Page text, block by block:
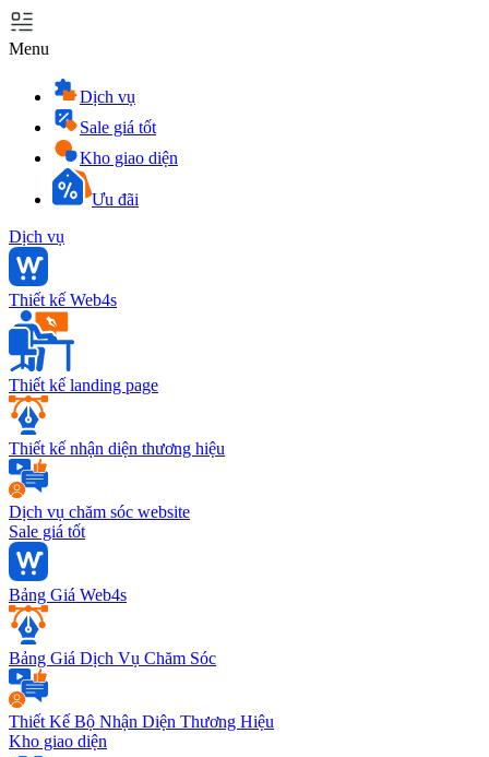
Menu
Dịch vụ
Sale giá tốt
Kho giao diện
Ưu đãi
Dịch vụ
Thiết kế Web4s
Thiết kế landing page
Thiết kế nhận diện thương hiệu
Dịch vụ chăm sóc website
Sale giá tốt
Bảng Giá Web4s
Bảng Giá Dịch Vụ Chăm Sóc
Thiết Kế Bộ Nhận Diện Thương Hiệu
Kho giao diện